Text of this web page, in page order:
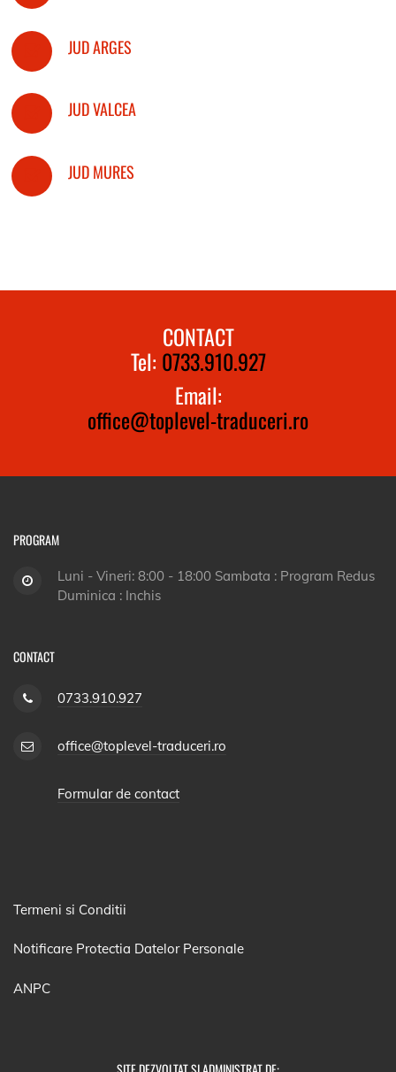
JUD ARGES
JUD VALCEA
JUD MURES
CONTACT
Tel: 0733.910.927
Email:
office@toplevel-traduceri.ro
PROGRAM
Luni - Vineri: 8:00 - 18:00 Sambata : Program Redus
Duminica : Inchis
CONTACT
0733.910.927
office@toplevel-traduceri.ro
Formular de contact
Termeni si Conditii
Notificare Protectia Datelor Personale
ANPC